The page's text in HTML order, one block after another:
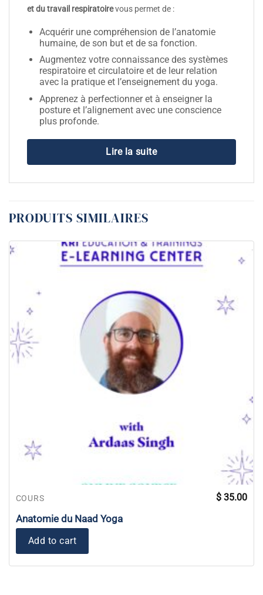
et du travail respiratoirevous permet de :
Acquérir une compréhension de l’anatomie
humaine, de son but et de sa fonction.
Augmentez votre connaissance des systèmes
respiratoire et circulatoire et de leur relation
avec la pratique et l’enseignement du yoga.
Apprenez à perfectionner et à enseigner la
posture et l’alignement avec une conscience
plus profonde.
Lire la suite
PRODUITS SIMILAIRES
COURS
Anatomie du Naad Yoga
$ 35.00
Add to cart